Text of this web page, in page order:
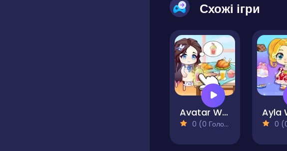
Схожі ігри
Avatar World Secrets
0 (0 Голосів) 0 (0